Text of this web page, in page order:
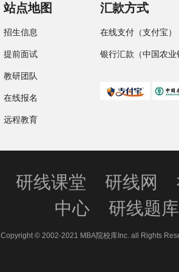
站点地图
招生信息
提前面试
教研团队
在线报名
远程教育
汇款方式
在线支付（支付宝）
银行汇款（中国农业
研线课堂 研线网
中心
研线题库
Copyright © 2002-2021 MBA院校库Inc. all Rights